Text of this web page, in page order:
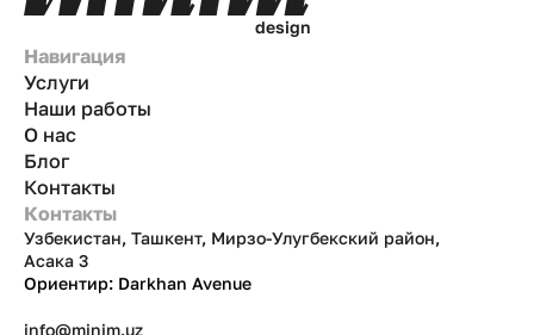
design
Навигация
Услуги
Наши работы
О нас
Блог
Контакты
Контакты
Узбекистан, Ташкент, Мирзо-Улугбекский район,
Асака 3
Ориентир: Darkhan Avenue
info@minim.uz